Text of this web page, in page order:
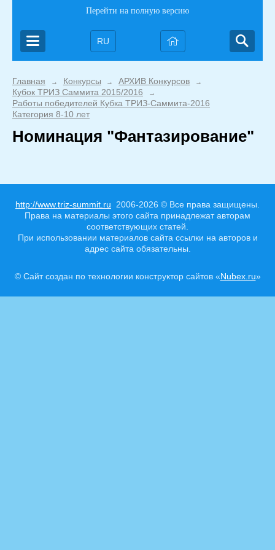
Перейти на полную версию
RU
Главная → Конкурсы → АРХИВ Конкурсов →
Кубок ТРИЗ Саммита 2015/2016 →
Работы победителей Кубка ТРИЗ-Саммита-2016
Категория 8-10 лет
Номинация "Фантазирование"
http://www.triz-summit.ru 2006-2026 © Все права защищены.
Права на материалы этого сайта принадлежат авторам
соответствующих статей.
При использовании материалов сайта ссылки на авторов и
адрес сайта обязательны.
© Сайт создан по технологии конструктор сайтов «Nubex.ru»